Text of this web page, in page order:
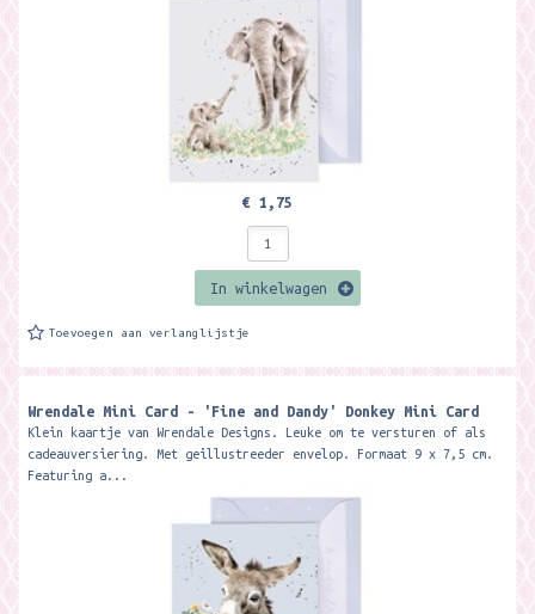
€ 1,75
In winkelwagen
Toevoegen aan verlanglijstje
Wrendale Mini Card - 'Fine and Dandy' Donkey Mini Card ​
Klein kaartje van Wrendale Designs. Leuke om te versturen of als
cadeauversiering. Met geillustreeder envelop. Formaat 9 x 7,5 cm.
Featuring a...